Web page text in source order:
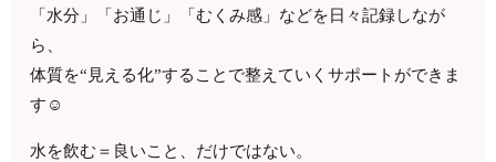
「水分」「お通じ」「むくみ感」などを日々記録しなが
ら、
体質を“見える化”することで整えていくサポートができま
す☺️
水を飲む＝良いこと、だけではない。